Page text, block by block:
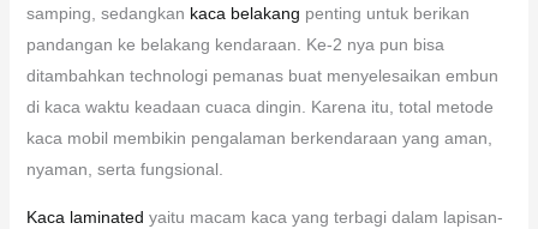
samping, sedangkan kaca belakang penting untuk berikan
pandangan ke belakang kendaraan. Ke-2 nya pun bisa
ditambahkan technologi pemanas buat menyelesaikan embun
di kaca waktu keadaan cuaca dingin. Karena itu, total metode
kaca mobil membikin pengalaman berkendaraan yang aman,
nyaman, serta fungsional.
Kaca laminated yaitu macam kaca yang terbagi dalam lapisan-